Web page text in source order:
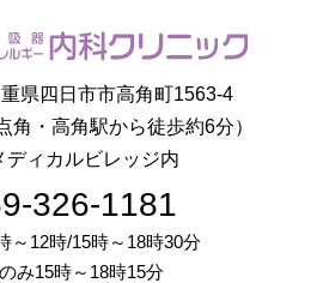
県四日市市高角町1563-4
角・高角駅から徒歩約6分）
ディカルビレッジ内
326-1181
～12時/15時～18時30分
み15時～18時15分